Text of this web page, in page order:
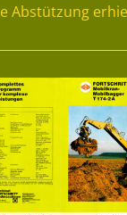
Abstützung